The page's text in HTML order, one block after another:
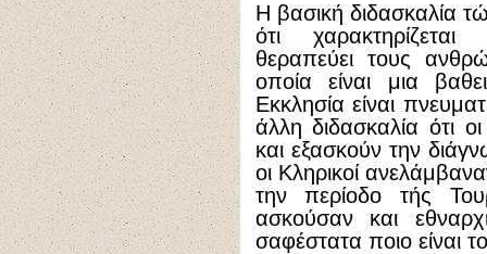
Η βασική διδασκαλία
ότι χαρακτηρίζεται
θεραπεύει τους
οποία είναι μια
Εκκλησία είναι
άλλη διδασκαλία ότι οι
και εξασκούν την
οι Κληρικοί
την περίοδο τής
ασκούσαν και
σαφέστατα ποιο είναι